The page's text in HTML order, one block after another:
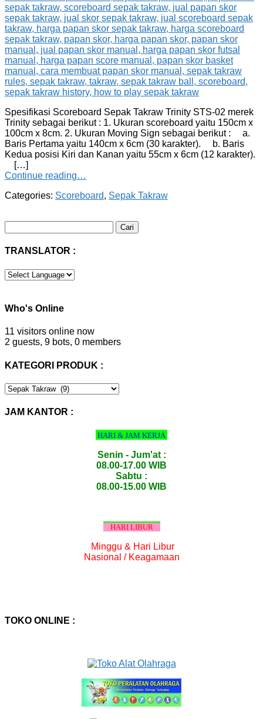
Spesifikasi Scoreboard Sepak Takraw Trinity STS-02 merek
Trinity sebagai berikut : 1. Ukuran scoreboard yaitu 150cm x
100cm x 8cm. 2. Ukuran Moving Sign sebagai berikut : a.
Baris Pertama yaitu 140cm x 6cm (30 karakter). b. Baris
Kedua posisi Kiri dan Kanan yaitu 55cm x 6cm (12 karakter).
[…]
Continue reading…
Categories: Scoreboard, Sepak Takraw
untuk:
TRANSLATOR :
Who's Online
11 visitors online now
2 guests, 9 bots, 0 members
KATEGORI PRODUK :
KATEGORI
JAM KANTOR :
HARI & JAM KERJA
Senin - Jum'at :
08.00-17.00 WIB
Sabtu :
08.00-15.00 WIB
HARI LIBUR
Minggu & Hari Libur
Nasional / Keagamaan
TOKO ONLINE :